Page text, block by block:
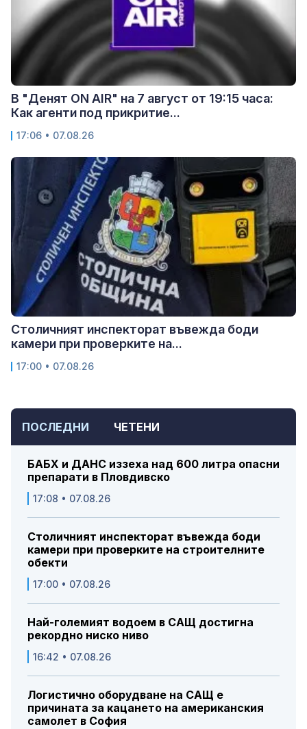
ПОСЛЕДНИ ЧЕТЕНИ
БАБХ и ДАНС иззеха над 600 литра опасни
препарати в Пловдивско
17:08 • 07.08.26
Столичният инспекторат въвежда боди
камери при проверките на строителните
обекти
17:00 • 07.08.26
Най-големият водоем в САЩ достигна
рекордно ниско ниво
16:42 • 07.08.26
Логистично оборудване на САЩ е
причината за кацането на американския
самолет в София
В "Денят ON AIR" на 7 август от 19:15 часа:
Как агенти под прикритие...
17:06 • 07.08.26
Столичният инспекторат въвежда боди
камери при проверките на...
17:00 • 07.08.26